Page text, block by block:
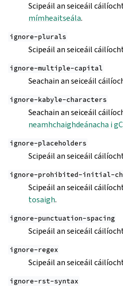
Scipeáil an seiceáil
mímheaitseála.
ignore-plurals
Scipeáil an seiceáil
ignore-multiple-capital
Seachain an seiceáil
ignore-kabyle-characters
Seachain an seiceáil
neamhchaighdeánacha i
ignore-placeholders
Scipeáil an seiceáil
ignore-prohibited-initial-
Scipeáil an seiceáil
tosaigh.
ignore-punctuation-spacing
Scipeáil an seiceáil
ignore-regex
Scipeáil an seiceáil
ignore-rst-syntax